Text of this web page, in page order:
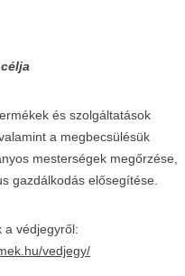
és szolgáltatások
a megbecsülésük
mesterségek megőrzése,
gazdálkodás elősegítése.
a védjegyről:
vedjegy/